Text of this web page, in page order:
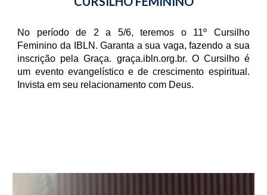
No período de 2 a 5/6, teremos o 11º Cursilho
Feminino da IBLN. Garanta a sua vaga, fazendo a sua
inscrição pela Graça. graça.ibln.org.br. O Cursilho é
um evento evangelístico e de crescimento espiritual.
Invista em seu relacionamento com Deus.